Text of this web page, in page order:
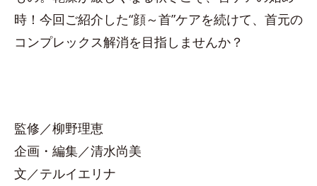
時！今回ご紹介した“顔～首”ケアを続けて、首元の
コンプレックス解消を目指しませんか？
監修／柳野理恵
企画・編集／清水尚美
文／テルイエリナ